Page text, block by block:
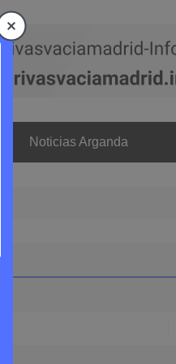
Noticias Arganda